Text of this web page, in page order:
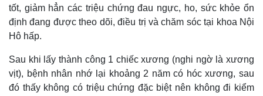
tốt, giảm hẳn các triệu chứng đau ngực, ho, sức khỏe ổn
định đang được theo dõi, điều trị và chăm sóc tại khoa Nội
Hô hấp.
Sau khi lấy thành công 1 chiếc xương (nghi ngờ là xương
vịt), bệnh nhân nhớ lại khoảng 2 năm có hóc xương, sau
đó thấy không có triệu chứng đặc biệt nên không đi kiểm